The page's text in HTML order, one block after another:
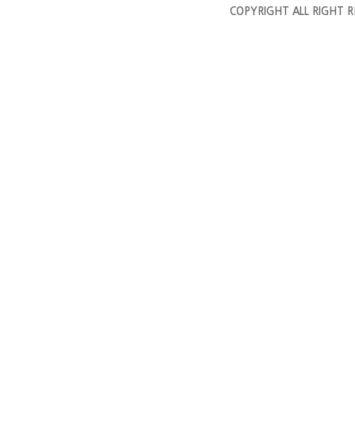
COPYRIGHT ALL RIGHT